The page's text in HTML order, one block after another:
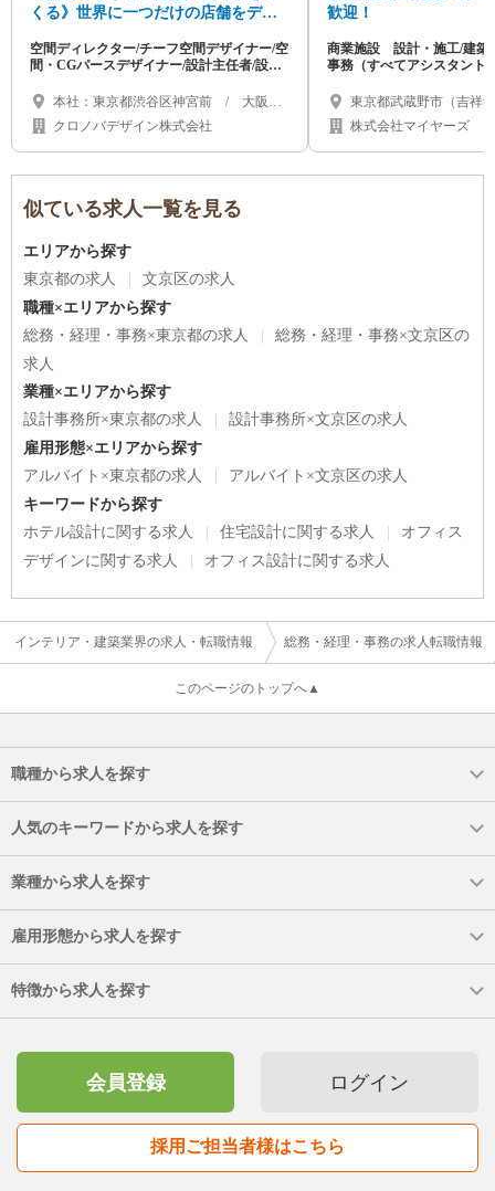
くる》世界に一つだけの店舗をデザ
空間ディレクター/チーフ空間デザイナー/空
間・CGパースデザイナー/設計主任者/設計
本社：東京都渋谷区神宮前 / 大阪オ
フィス：大阪府大阪市西区南堀江
クロノバデザイン株式会社
歓迎！
商業施設 設計・施工/建築
事務（すべてアシスタント
東京都武蔵野市（吉祥寺
海道札幌市（札幌オ
株式会社マイヤーズ
似ている求人一覧を見る
エリアから探す
東京都の求人
文京区の求人
職種×エリアから探す
総務・経理・事務×東京都の求人
総務・経理・事務×文京区の
求人
業種×エリアから探す
設計事務所×東京都の求人
設計事務所×文京区の求人
雇用形態×エリアから探す
アルバイト×東京都の求人
アルバイト×文京区の求人
キーワードから探す
ホテル設計に関する求人
住宅設計に関する求人
オフィス
デザインに関する求人
オフィス設計に関する求人
インテリア・建築業界の求人・転職情報 総務・経理・事務の求人転職情報
このページのトップへ▲
職種から求人を探す
人気のキーワードから求人を探す
業種から求人を探す
雇用形態から求人を探す
特徴から求人を探す
会員登録 ログイン
採用ご担当者様はこちら